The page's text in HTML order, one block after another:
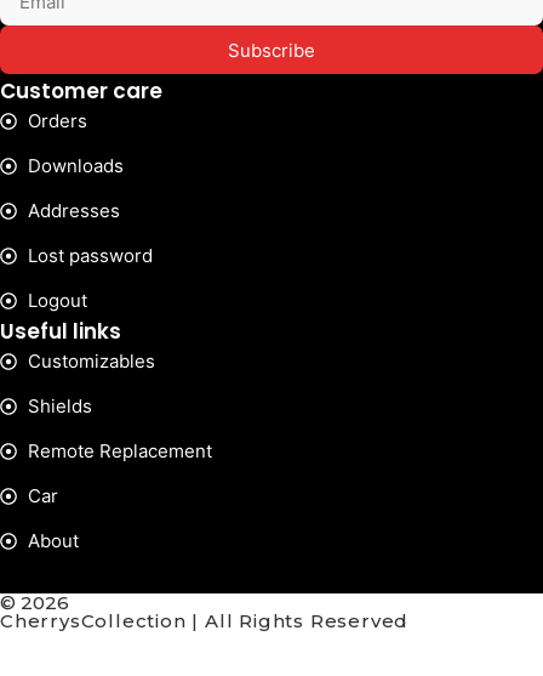
Subscribe
Customer care
Orders
Downloads
Addresses
Lost password
Logout
Useful links
Customizables
Shields
Remote Replacement
Car
About
© 2026
CherrysCollection | All Rights Reserved